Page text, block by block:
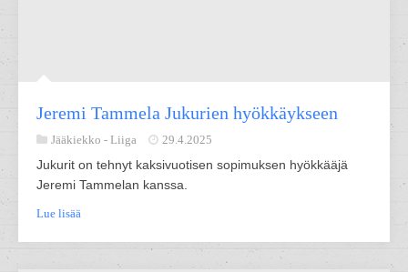
Jeremi Tammela Jukurien hyökkäykseen
Jääkiekko - Liiga 29.4.2025
Jukurit on tehnyt kaksivuotisen sopimuksen hyökkääjä
Jeremi Tammelan kanssa.
Lue lisää